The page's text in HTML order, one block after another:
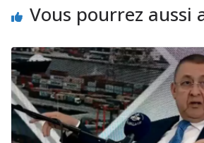
Vous pourrez aussi